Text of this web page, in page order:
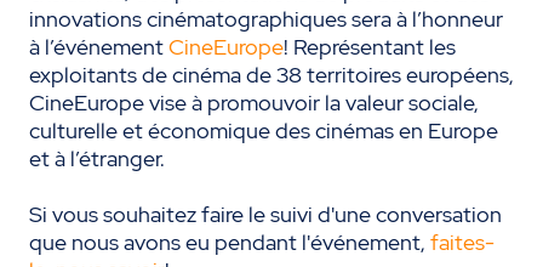
innovations cinématographiques sera à l’honneur
à l’événementCineEurope! Représentant les
exploitants de cinéma de 38 territoires européens,
CineEurope vise à promouvoir la valeur sociale,
culturelle et économique des cinémas en Europe
et à l’étranger.
Si vous souhaitez faire le suivi d'une conversation
que nous avons eu pendant l'événement, faites-